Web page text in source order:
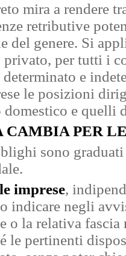
mira a rendere
retributive
del genere. Si
privato, per tutti i
e
le posizioni
domestico e quelli
CAMBIA PER
sono
imprese,
indicare negli
o la relativa
le pertinenti